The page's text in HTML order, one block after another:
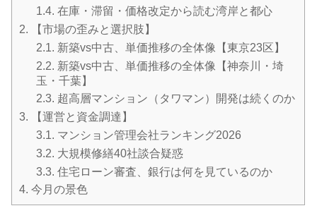
1.4. 在庫・滞留・価格改定から読む湾岸と都心
2. 【市場の歪みと選択肢】
2.1. 新築vs中古、単価推移の全体像【東京23区】
2.2. 新築vs中古、単価推移の全体像【神奈川・埼
玉・千葉】
2.3. 超高層マンション（タワマン）開発は続くのか
3. 【運営と資金調達】
3.1. マンション管理会社ランキング2026
3.2. 大規模修繕40社談合疑惑
3.3. 住宅ローン審査、銀行は何を見ているのか
4. 今月の景色